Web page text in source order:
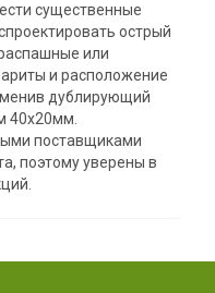
существенные
острый
или
и расположение
дублирующий
40х20мм.
поставщиками
поэтому уверены в